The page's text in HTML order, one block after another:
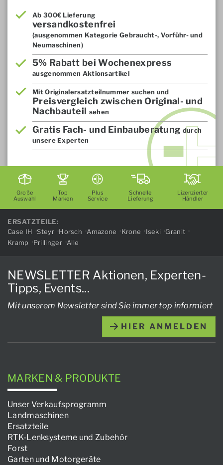
Ab 300€ Lieferung
versandkostenfrei
(ausgenommen Kategorie Gebraucht-, Vorführ- und
Neumaschinen)
5% Rabatt bei Wochenexpress
ausgenommen Aktionsartikel
Mit Originalersatzteilnummer suchen und
Preisvergleich zwischen Original- und
Nachbauteil sehen
Gratis Fach- und Einbauberatung durch
unsere Experten
Große
Auswahl
Top
Marken
Plus
Service
Schnelle
Lieferung
Lizenzierter
Händler
ERSATZTEILE:
Case IH
Steyr Horsch Amazone Krone Iseki
Granit
Kramp
Prillinger Alle
NEWSLETTER Aktionen, Experten-
Tipps, Events...
Mit unserem Newsletter sind Sie immer top informiert
HIER ANMELDEN
MARKEN & PRODUKTE
Unser Verkaufsprogramm
Landmaschinen
Ersatzteile
RTK-Lenksysteme und Zubehör
Forst
Garten und Motorgeräte